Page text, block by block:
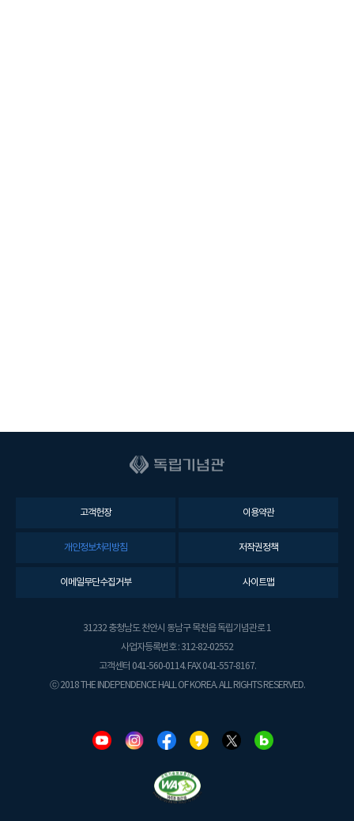
고객헌장 이용약관
개인정보처리방침 저작권정책
이메일무단수집거부 사이트맵
31232 충청남도 천안시 동남구 목천읍 독립기념관로 1
사업자등록번호 : 312-82-02552
고객센터 041-560-0114. FAX 041-557-8167.
ⓒ 2018 THE INDEPENDENCE HALL OF KOREA. ALL RIGHTS RESERVED.